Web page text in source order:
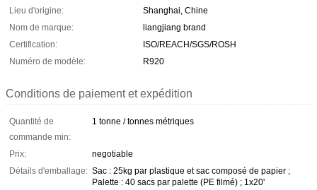
Lieu d'origine:
Shanghai, Chine
Nom de marque:
liangjiang brand
Certification:
ISO/REACH/SGS/ROSH
Numéro de modèle:
R920
Conditions de paiement et expédition
Quantité de
commande min:
1 tonne / tonnes métriques
Prix:
negotiable
Détails d'emballage: Sac : 25kg par plastique et sac composé de papier ;
Palette : 40 sacs par palette (PE filmé) ; 1x20'